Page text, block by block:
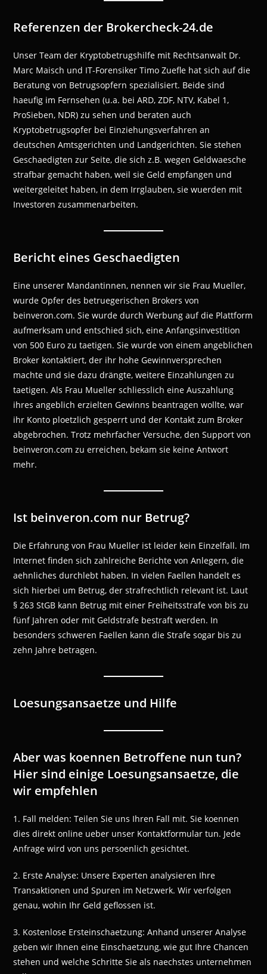
Referenzen der Brokercheck-24.de
Unser Team der Kryptobetrugshilfe mit Rechtsanwalt Dr.
Marc Maisch und IT-Forensiker Timo Zuefle hat sich auf die
Beratung von Betrugsopfern spezialisiert. Beide sind
haeufig im Fernsehen (u.a. bei ARD, ZDF, NTV, Kabel 1,
ProSieben, NDR) zu sehen und beraten auch
Kryptobetrugsopfer bei Einziehungsverfahren an
deutschen Amtsgerichten und Landgerichten. Sie stehen
Geschaedigten zur Seite, die sich z.B. wegen Geldwaesche
strafbar gemacht haben, weil sie Geld empfangen und
weitergeleitet haben, in dem Irrglauben, sie wuerden mit
Investoren zusammenarbeiten.
Bericht eines Geschaedigten
Eine unserer Mandantinnen, nennen wir sie Frau Mueller,
wurde Opfer des betruegerischen Brokers von
beinveron.com. Sie wurde durch Werbung auf die Plattform
aufmerksam und entschied sich, eine Anfangsinvestition
von 500 Euro zu taetigen. Sie wurde von einem angeblichen
Broker kontaktiert, der ihr hohe Gewinnversprechen
machte und sie dazu drängte, weitere Einzahlungen zu
taetigen. Als Frau Mueller schliesslich eine Auszahlung
ihres angeblich erzielten Gewinns beantragen wollte, war
ihr Konto ploetzlich gesperrt und der Kontakt zum Broker
abgebrochen. Trotz mehrfacher Versuche, den Support von
beinveron.com zu erreichen, bekam sie keine Antwort
mehr.
Ist beinveron.com nur Betrug?
Die Erfahrung von Frau Mueller ist leider kein Einzelfall. Im
Internet finden sich zahlreiche Berichte von Anlegern, die
aehnliches durchlebt haben. In vielen Faellen handelt es
sich hierbei um Betrug, der strafrechtlich relevant ist. Laut
§ 263 StGB kann Betrug mit einer Freiheitsstrafe von bis zu
fünf Jahren oder mit Geldstrafe bestraft werden. In
besonders schweren Faellen kann die Strafe sogar bis zu
zehn Jahre betragen.
Loesungsansaetze und Hilfe
Aber was koennen Betroffene nun tun?
Hier sind einige Loesungsansaetze, die
wir empfehlen
1. Fall melden: Teilen Sie uns Ihren Fall mit. Sie koennen
dies direkt online ueber unser Kontaktformular tun. Jede
Anfrage wird von uns persoenlich gesichtet.
2. Erste Analyse: Unsere Experten analysieren Ihre
Transaktionen und Spuren im Netzwerk. Wir verfolgen
genau, wohin Ihr Geld geflossen ist.
3. Kostenlose Ersteinschaetzung: Anhand unserer Analyse
geben wir Ihnen eine Einschaetzung, wie gut Ihre Chancen
stehen und welche Schritte Sie als naechstes unternehmen